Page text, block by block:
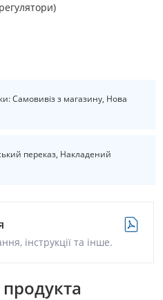
Самовивіз з магазину, Нова
переказ, Накладений
інструкції та інше.